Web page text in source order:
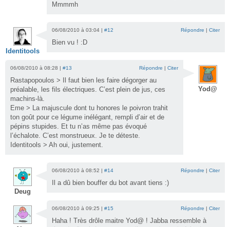
Mmmmh
Identitools
06/08/2010 à 03:04 | #12 Répondre | Citer
Bien vu ! :D
Yod@
06/08/2010 à 08:28 | #13 Répondre | Citer
Rastapopoulos > Il faut bien les faire dégorger au
préalable, les fils électriques. C’est plein de jus, ces
machins-là.
Eme > La majuscule dont tu honores le poivron trahit
ton goût pour ce légume inélégant, rempli d’air et de
pépins stupides. Et tu n’as même pas évoqué
l’échalote. C’est monstrueux. Je te déteste.
Identitools > Ah oui, justement.
Deug
06/08/2010 à 08:52 | #14 Répondre | Citer
Il a dû bien bouffer du bot avant tiens :)
06/08/2010 à 09:25 | #15 Répondre | Citer
Haha ! Très drôle maitre Yod@ ! Jabba ressemble à